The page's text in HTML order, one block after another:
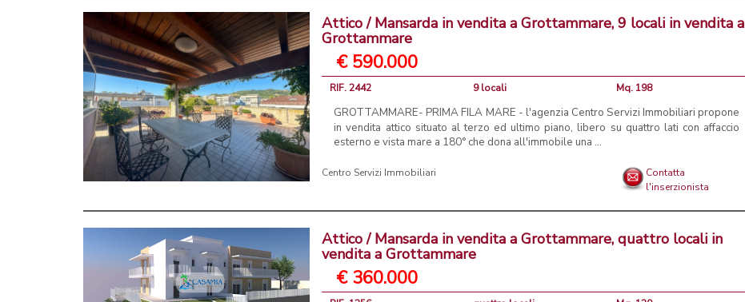
Attico / Mansarda in vendita a Grottammare, 9 locali in vendita a
Grottammare
€ 590.000
RIF. 2442 9 locali Mq. 198
GROTTAMMARE- PRIMA FILA MARE - l'agenzia Centro Servizi Immobiliari propone
in vendita attico situato al terzo ed ultimo piano, libero su quattro lati con affaccio
esterno e vista mare a 180° che dona all'immobile una ...
Centro Servizi Immobiliari
Contatta
l'inserzionista
Attico / Mansarda in vendita a Grottammare, quattro locali in
vendita a Grottammare
€ 360.000